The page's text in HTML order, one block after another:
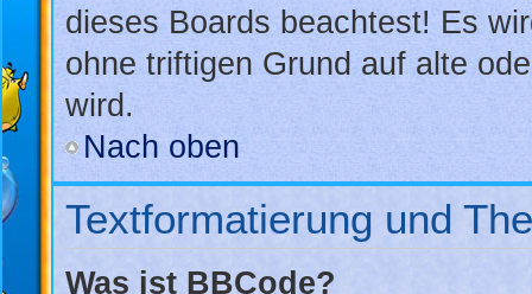
dieses Boards beachtest! Es
ohne triftigen Grund auf alte
wird.
Nach oben
Textformatierung und
Was ist BBCode?